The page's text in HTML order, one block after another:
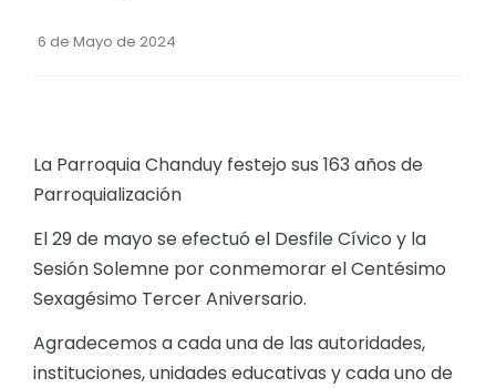
6 de Mayo de 2024
La Parroquia Chanduy festejo sus 163 años de
Parroquialización
El 29 de mayo se efectuó el Desfile Cívico y la
Sesión Solemne por conmemorar el Centésimo
Sexagésimo Tercer Aniversario.
Agradecemos a cada una de las autoridades,
instituciones, unidades educativas y cada uno de